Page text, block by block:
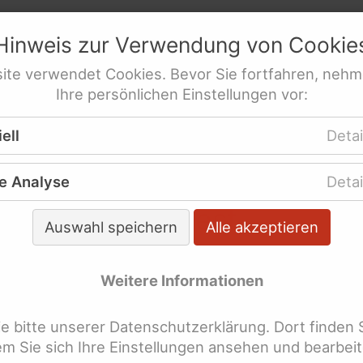
e.V.
behinderte Frauen
Themen Gleichberechtigung
als Protest
am Reichtagsufer in Berlin an, um zu
dass private
nicht verpflichtet, barrierefrei zu werden.
zur Verwendung von
verwendet Cookies. Bevor Sie fortfahren,
Ihre persönlichen Einstellungen vor:
Analyse
Auswahl speichern Alle akzeptieren
Weitere Informationen
bitte unserer Datenschutzerklärung. Dort finden
Sie sich Ihre Einstellungen ansehen und